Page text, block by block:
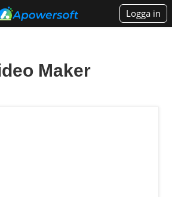
Logga in
Maker